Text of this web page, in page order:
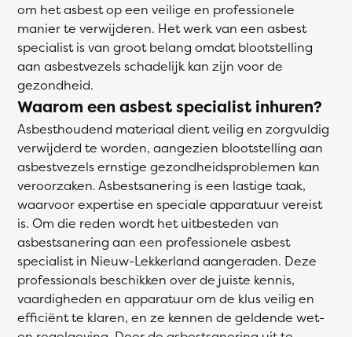
om het asbest op een veilige en professionele
manier te verwijderen. Het werk van een asbest
specialist is van groot belang omdat blootstelling
aan asbestvezels schadelijk kan zijn voor de
gezondheid.
Waarom een asbest specialist inhuren?
Asbesthoudend materiaal dient veilig en zorgvuldig
verwijderd te worden, aangezien blootstelling aan
asbestvezels ernstige gezondheidsproblemen kan
veroorzaken. Asbestsanering is een lastige taak,
waarvoor expertise en speciale apparatuur vereist
is. Om die reden wordt het uitbesteden van
asbestsanering aan een professionele asbest
specialist in Nieuw-Lekkerland aangeraden. Deze
professionals beschikken over de juiste kennis,
vaardigheden en apparatuur om de klus veilig en
efficiënt te klaren, en ze kennen de geldende wet-